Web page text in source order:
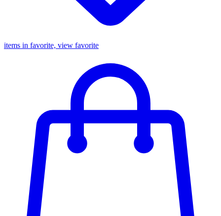
items in favorite, view favorite